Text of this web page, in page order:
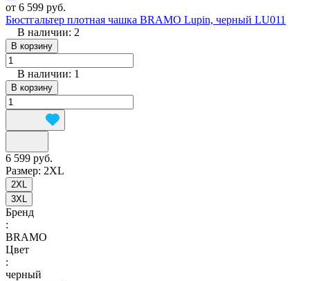
от 6 599 руб.
Бюстгальтер плотная чашка BRAMO Lupin, черный LU011
В наличии: 2
В корзину
В наличии: 1
В корзину
6 599 руб.
Размер: 2XL
2XL
3XL
Бренд
:
BRAMO
Цвет
:
черный